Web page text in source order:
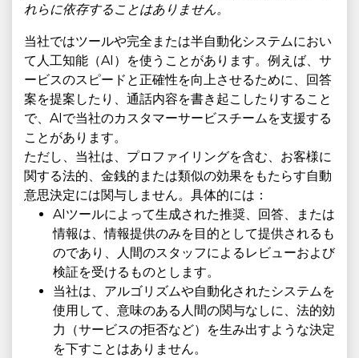
れらに依存することはありません。
当社ではツールや完全または半自動化システムにおい
て人工知能（AI）を使うことがあります。例えば、サ
ービスのスピードと正確性を向上させるために、回答
案を提案したり、通話内容を書き起こしたりすること
で、AIで当社のカスタマーサービスチームを支援する
ことがあります。
ただし、当社は、プロファイリングを含む、お客様に
関する法的、金銭的または類似の効果をもたらす自動
意思決定には関与しません。具体的には：
AIツールによって生成された推奨、回答、または
情報は、情報提供のみを目的として提供されるも
のであり、人間のスタッフによるレビューおよび
検証を受けるものとします。
当社は、アルゴリズムや自動化されたシステムを
使用して、意味のある人間の関与なしに、法的効
力（サービスの拒否など）を生み出すような決定
を下すことはありません。